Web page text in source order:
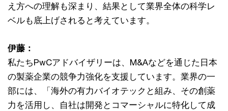
え方への理解も深まり、結果として業界全体の科学レ
ベルも底上げされると考えています。
伊藤：
私たちPwCアドバイザリーは、M&Aなどを通じた日本
の製薬企業の競争力強化を支援しています。業界の一
部には、「海外の有力バイオテックと組み、その創薬
力を活用し、自社は開発とコマーシャルに特化して成